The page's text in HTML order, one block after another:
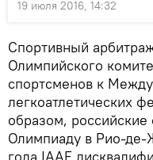
19 июля 2016, 14:32
Спортивный
Олимпийского
спортсменов к
легкоатлетических
образом,
Олимпиаду в Рио-
года IAAF